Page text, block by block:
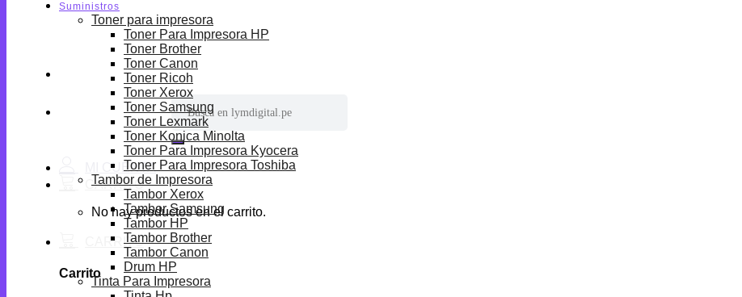
Buscar
por:
No hay productos en el carrito.
Carrito
Suministros
Toner para impresora
Toner Para Impresora HP
Toner Brother
Toner Canon
Toner Ricoh
Toner Xerox
Toner Samsung
Toner Lexmark
Toner Konica Minolta
Toner Para Impresora Kyocera
Toner Para Impresora Toshiba
Tambor de Impresora
Tambor Xerox
Tambor Samsung
Tambor HP
Tambor Brother
Tambor Canon
Drum HP
Tinta Para Impresora